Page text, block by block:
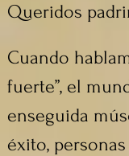
Queridos
Cuando
fuerte”, el
enseguida
éxito,